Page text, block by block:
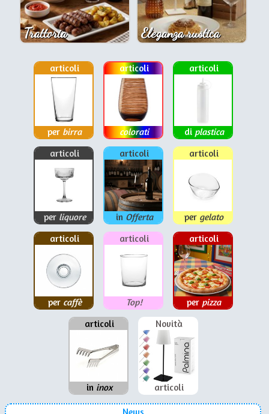
Trattoria Eleganza rustica
articoli
per birra
articoli
colorati
articoli
di plastica
articoli
per liquore
articoli
in Offerta
articoli
per gelato
articoli
per caffè
articoli
Top!
articoli
per pizza
articoli
in inox
Novità
articoli